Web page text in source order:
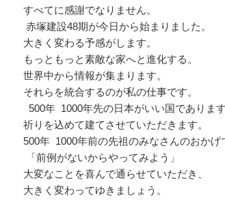
すべてに感謝でなりません。
赤塚建設48期が今日から始まりました。
大きく変わる予感がします。
もっともっと素敵な家へと進化する。
世界中から情報が集まります。
それらを統合するのが私の仕事です。
500年 1000年先の日本がいい国であります
祈りを込めて建てさせていただきます。
500年 1000年前の先祖のみなさんのおかげ
「前例がないからやってみよう」
大変なことを喜んで通らせていただき、
大きく変わってゆきましょう。